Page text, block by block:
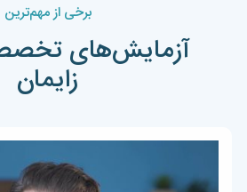
برخی از مهم‌ترین
آزمایش‌های
زایمان